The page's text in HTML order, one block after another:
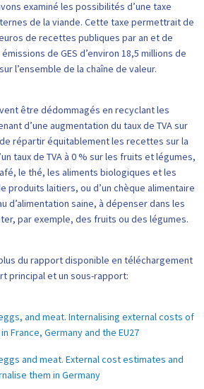
examiné les possibilités d’une taxe
de la viande. Cette taxe permettrait de
de recettes publiques par an et de
de GES d’environ 18,5 millions de
sur l’ensemble de la chaîne de valeur.
être dédommagés en recyclant les
d’une augmentation du taux de TVA sur
répartir équitablement les recettes sur la
taux de TVA à 0 % sur les fruits et légumes,
le thé, les aliments biologiques et les
produits laitiers, ou d’un chèque alimentaire
d’alimentation saine, à dépenser dans les
par exemple, des fruits ou des légumes.
du rapport disponible en téléchargement
principal et un sous-rapport:
and meat. Internalising external costs of
France, Germany and the EU27
and meat. External cost estimates and
them in Germany